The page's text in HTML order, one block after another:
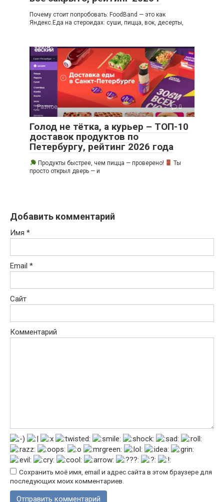
Почему стоит попробовать: FoodBand — это как
Яндекс.Еда на стероидах: суши, пицца, вок, десерты,
Разное 0
Голод не тётка, а курьер – ТОП-10
доставок продуктов по
Петербургу, рейтинг 2026 года
Продукты быстрее, чем пицца — проверено!
Ты
просто открыл дверь — и
Добавить комментарий
Имя *
Email *
Сайт
Комментарий
Сохранить моё имя, email и адрес сайта в этом браузере для
последующих моих комментариев.